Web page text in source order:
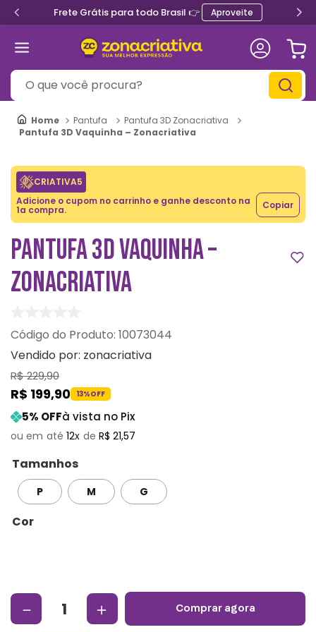
Frete Grátis para todo Brasil 👉 Aproveite
O que você procura?
Pantufa
Pantufa 3D Zonacriativa
Pantufa 3D Vaquinha – Zonacriativa
CRIATIVA5
Adicione o cupom no carrinho e ganhe desconto na
1a compra. Copiar
PANTUFA 3D VAQUINHA –
ZONACRIATIVA
: 10073044
Vendido por: zonacriativa
R$229,90
R$ 199,90 13%OFF
5% OFFà vista no Pix
12 R$ 21,57
Tamanhos
P M G
Cor
＋
－ comprar agora